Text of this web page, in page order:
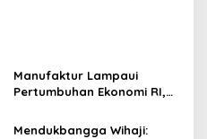
Manufaktur Lampaui
Pertumbuhan Ekonomi RI,
Soroti Keberhasilan
Mendukbangga Wihaji: